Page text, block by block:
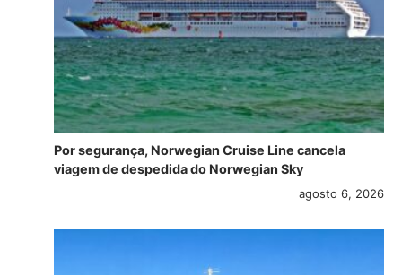
Por segurança, Norwegian Cruise Line cancela
viagem de despedida do Norwegian Sky
agosto 6, 2026